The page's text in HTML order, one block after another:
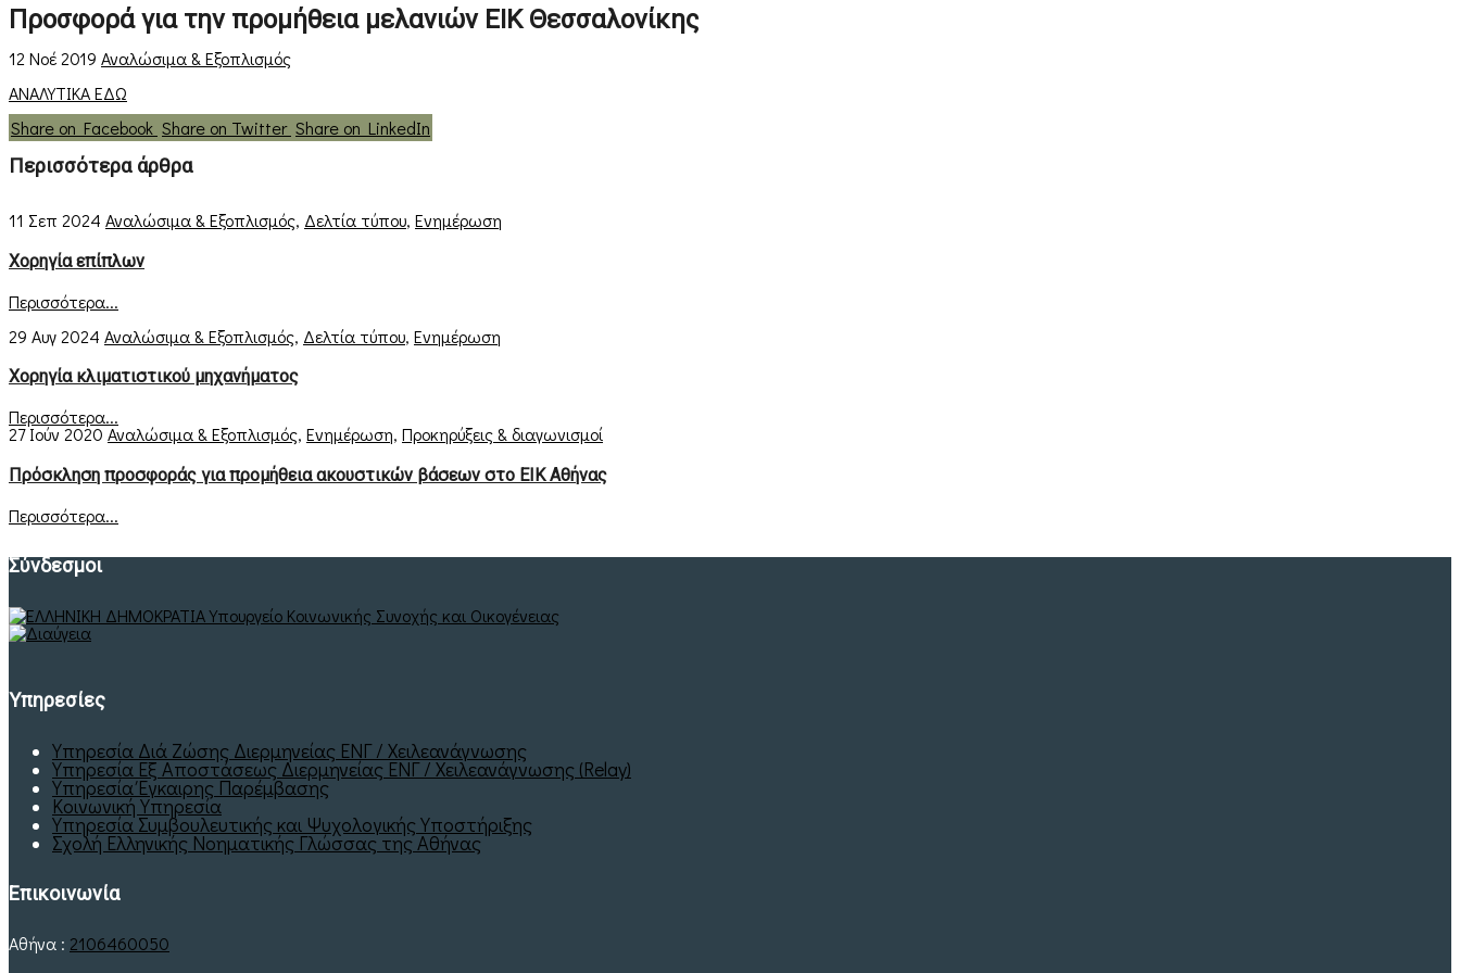
Προσφορά για την προμήθεια μελανιών ΕΙΚ Θεσσαλονίκης
12 Νοέ 2019 Αναλώσιμα & Εξοπλισμός
ΑΝΑΛΥΤΙΚΑ ΕΔΩ
Share on Facebook Share on Twitter Share on LinkedIn
Περισσότερα άρθρα
11 Σεπ 2024 Αναλώσιμα & Εξοπλισμός, Δελτία τύπου, Ενημέρωση
Χορηγία επίπλων
Περισσότερα...
29 Αυγ 2024 Αναλώσιμα & Εξοπλισμός, Δελτία τύπου, Ενημέρωση
Χορηγία κλιματιστικού μηχανήματος
Περισσότερα...
27 Ιούν 2020 Αναλώσιμα & Εξοπλισμός, Ενημέρωση, Προκηρύξεις & διαγωνισμοί
Πρόσκληση προσφοράς για προμήθεια ακουστικών βάσεων στο ΕΙΚ Αθήνας
Περισσότερα...
Σύνδεσμοι
Υπηρεσίες
Υπηρεσία Διά Ζώσης Διερμηνείας ΕΝΓ / Χειλεανάγνωσης
Υπηρεσία Εξ Αποστάσεως Διερμηνείας ΕΝΓ / Χειλεανάγνωσης (Relay)
Υπηρεσία Έγκαιρης Παρέμβασης
Κοινωνική Υπηρεσία
Υπηρεσία Συμβουλευτικής και Ψυχολογικής Υποστήριξης
Σχολή Ελληνικής Νοηματικής Γλώσσας της Αθήνας
Επικοινωνία
Αθήνα : 2106460050